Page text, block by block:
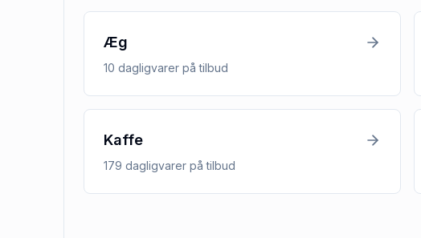
Æg
10 dagligvarer på tilbud
Kaffe
179 dagligvarer på tilbud